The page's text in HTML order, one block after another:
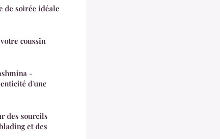
de soirée idéale
coussin
-
d'une
des sourcils
et des